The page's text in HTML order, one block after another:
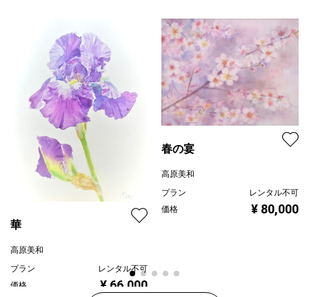
華
高原美和
プラン
レンタル不可
価格
¥ 66,000
春の宴
高原美和
プラン
レンタル不可
価格
¥ 80,000